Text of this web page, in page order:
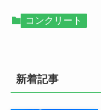
コンクリート
新着記事